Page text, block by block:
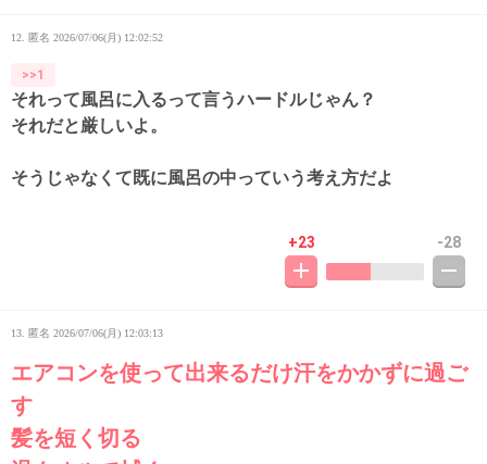
12. 匿名 2026/07/06(月) 12:02:52
>>1
それって風呂に入るって言うハードルじゃん？
それだと厳しいよ。
そうじゃなくて既に風呂の中っていう考え方だよ
+23 -28
13. 匿名 2026/07/06(月) 12:03:13
エアコンを使って出来るだけ汗をかかずに過ご
す
髪を短く切る